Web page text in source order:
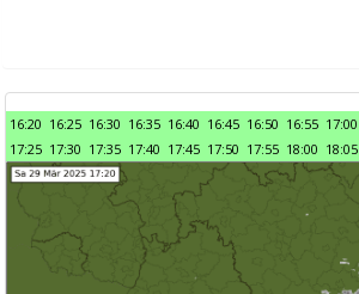
16:20 16:25 16:30 16:35 16:40 16:45 16:50 16:55 17:00
17:25 17:30 17:35 17:40 17:45 17:50 17:55 18:00 18:05